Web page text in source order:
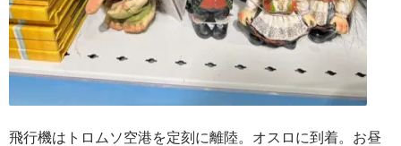
飛行機はトロムソ空港を定刻に離陸。オスロに到着。お昼